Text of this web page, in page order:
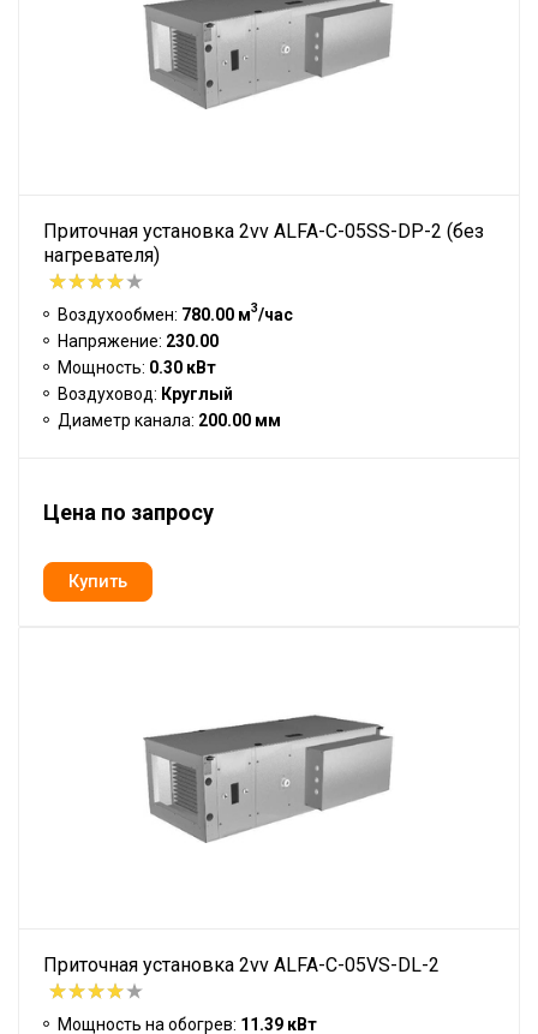
Приточная установка 2vv ALFA-C-05SS-DP-2 (без
нагревателя)
Воздухообмен: 780.00 м3/час
Напряжение: 230.00
Мощность: 0.30 кВт
Воздуховод: Круглый
Диаметр канала: 200.00 мм
Цена по запросу
Приточная установка 2vv ALFA-C-05VS-DL-2
Мощность на обогрев: 11.39 кВт